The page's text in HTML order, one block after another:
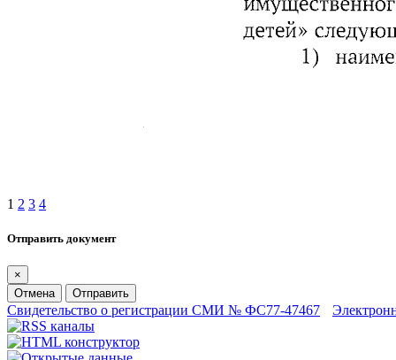
1 2 3 4
Отправить документ
×
Отмена
Отправить
Свидетельство о регистрации СМИ № ФС77-47467